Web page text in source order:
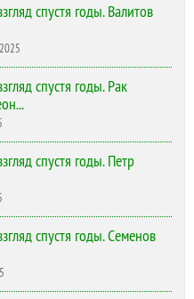
спустя годы. Валитов
спустя годы. Рак
спустя годы. Петр
спустя годы. Семенов